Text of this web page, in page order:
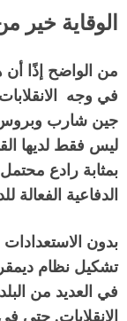
الوقاية خير
من الواضح إذًا
في وجه
جين شارب وبروس
ليس فقط لديها
بمثابة رادع
الدفاعية الفعالة
بدون الاستعدادات
تشكيل نظام
في العديد من
الانقلابات. حتى في